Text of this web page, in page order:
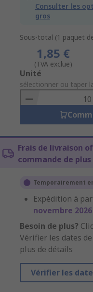
Consulter les
gros
Sous-total (1 paquet
1,85 €
(TVA exclue)
Add
to
Basket
Unité
sélectionner ou taper
Frais de livraison
commande de plus
Temporairement
Expédition à
novembre 2026
Besoin de plus?
Vérifier les dates
plus de détails
Vérifier les